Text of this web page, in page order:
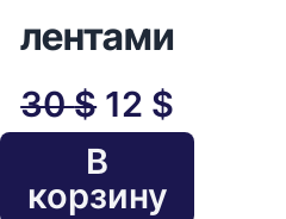
лентами
30$ 12 $
В
корзину